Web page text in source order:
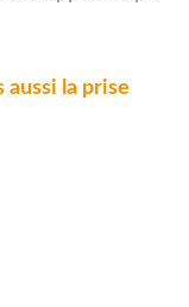
la prise